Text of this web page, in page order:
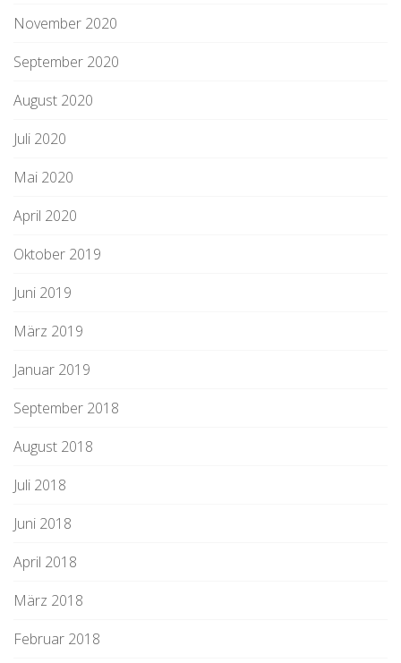
November 2020
September 2020
August 2020
Juli 2020
Mai 2020
April 2020
Oktober 2019
Juni 2019
März 2019
Januar 2019
September 2018
August 2018
Juli 2018
Juni 2018
April 2018
März 2018
Februar 2018